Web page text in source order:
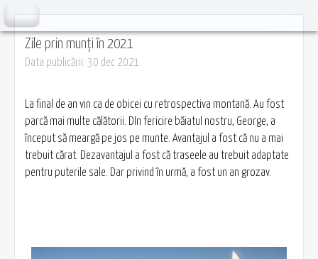
Zile prin munți în 2021
Data publicării: 30 dec 2021
La final de an vin ca de obicei cu retrospectiva montană. Au fost
parcă mai multe călătorii. DIn fericire băiatul nostru, George, a
început să meargă pe jos pe munte. Avantajul a fost că nu a mai
trebuit cărat. Dezavantajul a fost că traseele au trebuit adaptate
pentru puterile sale. Dar privind în urmă, a fost un an grozav.